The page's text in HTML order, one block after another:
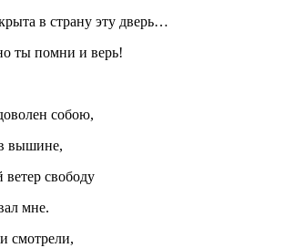
в страну эту дверь…
ты помни и верь!
собою,
вышине,
свободу
мне.
смотрели,